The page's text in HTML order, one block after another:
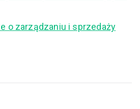
o zarządzaniu i sprzedaży